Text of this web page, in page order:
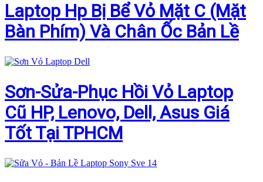
Laptop Hp Bị Bể Vỏ Mặt C (Mặt
Bàn Phím) Và Chân Ốc Bản Lề
Sơn-Sửa-Phục Hồi Vỏ Laptop
Cũ HP, Lenovo, Dell, Asus Giá
Tốt Tại TPHCM